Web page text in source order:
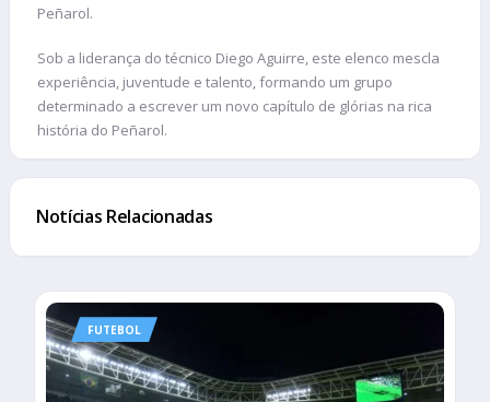
Peñarol.
Sob a liderança do técnico Diego Aguirre, este elenco mescla
experiência, juventude e talento, formando um grupo
determinado a escrever um novo capítulo de glórias na rica
história do Peñarol.
Notícias Relacionadas
FUTEBOL